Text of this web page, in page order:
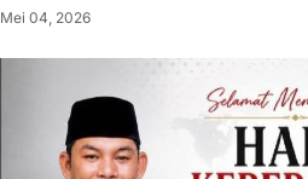
Mei 04, 2026